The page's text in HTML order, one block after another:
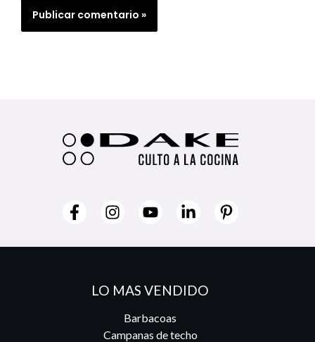
LO MAS VENDIDO
Barbacoas
Campanas de techo